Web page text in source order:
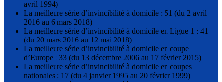
avril 1994)
La meilleure série d’invincibilité à domicile : 51 (du 2 avril
2016 au 6 mars 2018)
La meilleure série d’invincibilité à domicile en Ligue 1 : 41
(du 20 mars 2016 au 12 mai 2018)
La meilleure série d’invincibilité à domicile en coupe
d’Europe : 33 (du 13 décembre 2006 au 17 février 2015)
La meilleure série d’invincibilité à domicile en coupes
nationales : 17 (du 4 janvier 1995 au 20 février 1999)